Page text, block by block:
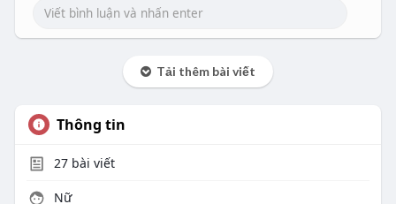
Tải thêm bài viết
Thông tin
27bài viết
Nữ